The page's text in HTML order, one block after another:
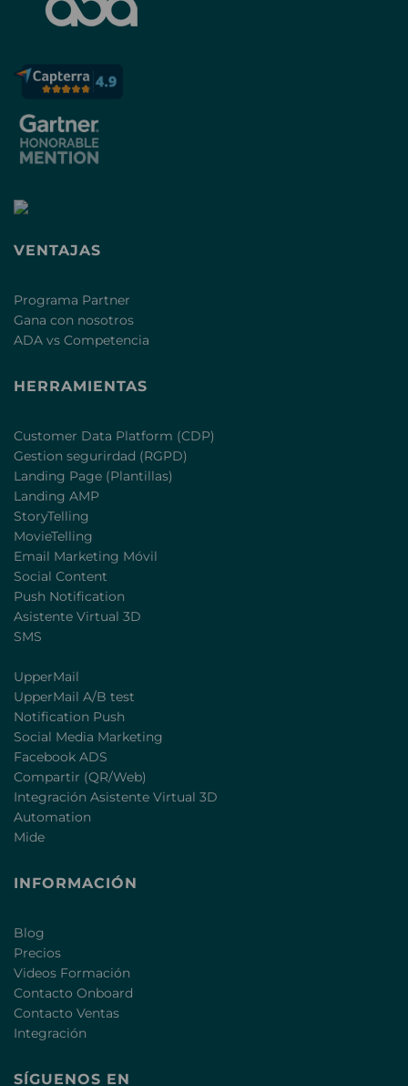
VENTAJAS
Programa Partner
Gana con nosotros
ADA vs Competencia
HERRAMIENTAS
Customer Data Platform (CDP)
Gestion segurirdad (RGPD)
Landing Page (Plantillas)
Landing AMP
StoryTelling
MovieTelling
Email Marketing Móvil
Social Content
Push Notification
Asistente Virtual 3D
SMS
UpperMail
UpperMail A/B test
Notification Push
Social Media Marketing
Facebook ADS
Compartir (QR/Web)
Integración Asistente Virtual 3D
Automation
Mide
INFORMACIÓN
Blog
Precios
Videos Formación
Contacto Onboard
Contacto Ventas
Integración
SÍGUENOS EN